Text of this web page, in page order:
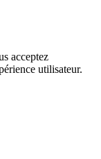
acceptez
utilisateur.